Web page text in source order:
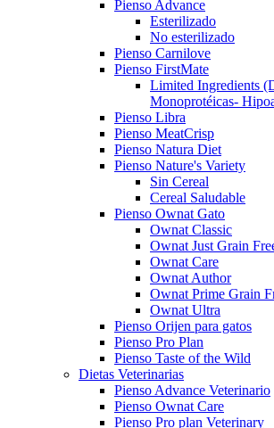
Pienso Advance
Esterilizado
No esterilizado
Pienso Carnilove
Pienso FirstMate
Limited Ingredients
Monoprotéicas-
Pienso Libra
Pienso MeatCrisp
Pienso Natura Diet
Pienso Nature's Variety
Sin Cereal
Cereal Saludable
Pienso Ownat Gato
Ownat Classic
Ownat Just Grain
Ownat Care
Ownat Author
Ownat Prime Grain
Ownat Ultra
Pienso Orijen para gatos
Pienso Pro Plan
Pienso Taste of the Wild
Dietas Veterinarias
Pienso Advance Veterinario
Pienso Ownat Care
Pienso Pro plan Veterinary